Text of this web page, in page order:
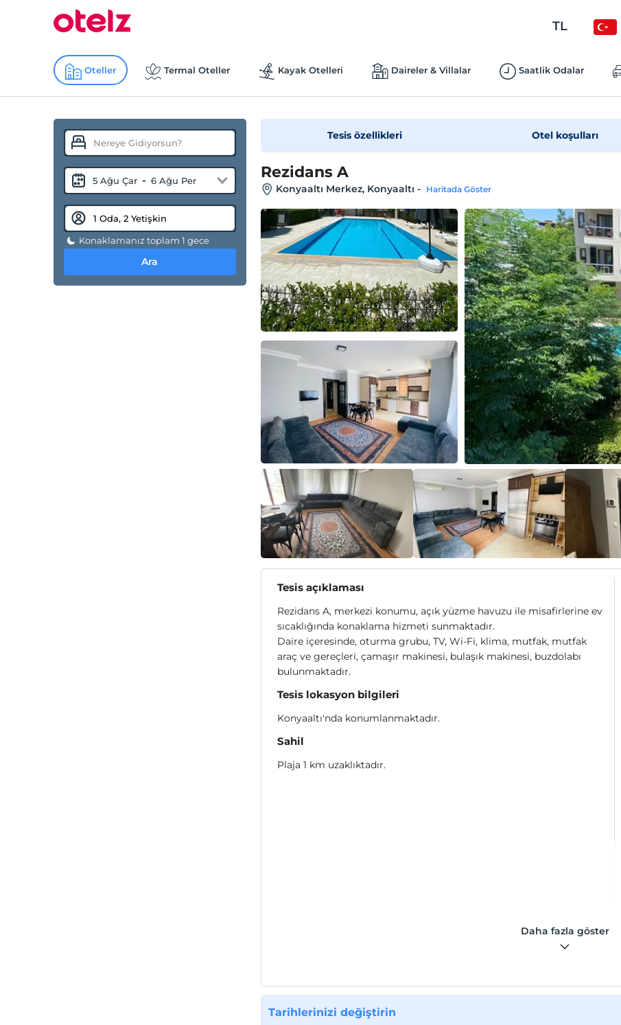
TL
Oteller Termal Oteller Kayak Otelleri Daireler & Villalar Saatlik Odalar
5 Ağu Çar - 6 Ağu Per
Konaklamanız toplam 1 gece
Ara
Tesis özellikleri Otel koşulları
Rezidans A
Konyaaltı Merkez, Konyaaltı - Haritada Göster
Tesis açıklaması
Rezidans A, merkezi konumu, açık yüzme havuzu ile misafirlerine ev
sıcaklığında konaklama hizmeti sunmaktadır.
Daire içeresinde, oturma grubu, TV, Wi-Fi, klima, mutfak, mutfak
araç ve gereçleri, çamaşır makinesi, bulaşık makinesi, buzdolabı
bulunmaktadır.
Tesis lokasyon bilgileri
Konyaaltı'nda konumlanmaktadır.
Sahil
Plaja 1 km uzaklıktadır.
Daha fazla göster
Tarihlerinizi değiştirin